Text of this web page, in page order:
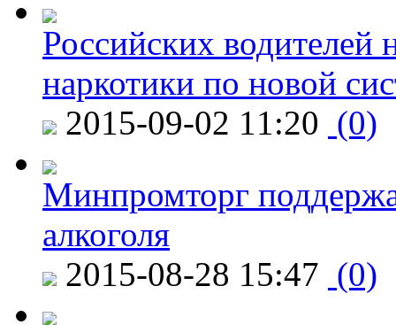
Российских водителей
наркотики по новой
2015-09-02 11:20 (0)
Минпромторг
алкоголя
2015-08-28 15:47 (0)